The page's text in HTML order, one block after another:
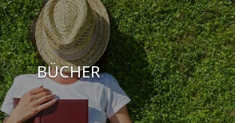
BÜCHER